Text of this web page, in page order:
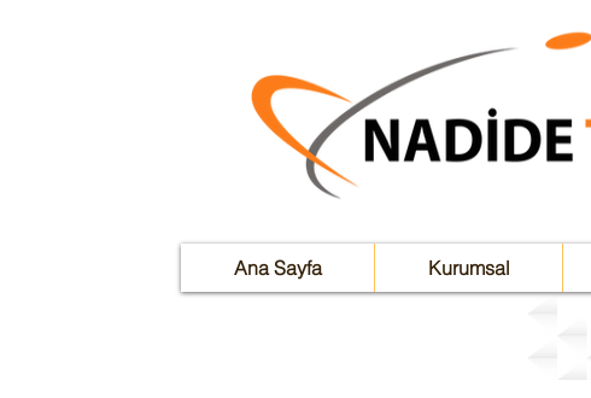
Ana Sayfa Kurumsal